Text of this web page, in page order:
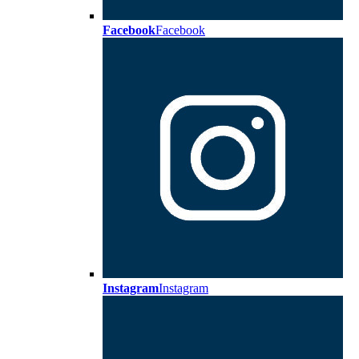
FacebookFacebook
InstagramInstagram